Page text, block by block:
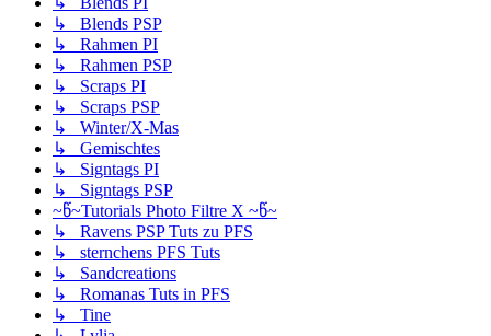
↳ Blends PSP
↳ Rahmen PI
↳ Rahmen PSP
↳ Scraps PI
↳ Scraps PSP
↳ Winter/X-Mas
↳ Gemischtes
↳ Signtags PI
↳ Signtags PSP
~წ~Tutorials Photo Filtre X ~წ~
↳ Ravens PSP Tuts zu PFS
↳ sternchens PFS Tuts
↳ Sandcreations
↳ Romanas Tuts in PFS
↳ Tine